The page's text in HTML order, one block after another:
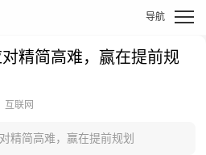
精简高难，赢在提前规
互联网
精简高难，赢在提前规划